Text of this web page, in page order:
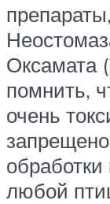
Оксамата
помнить,
очень
любой